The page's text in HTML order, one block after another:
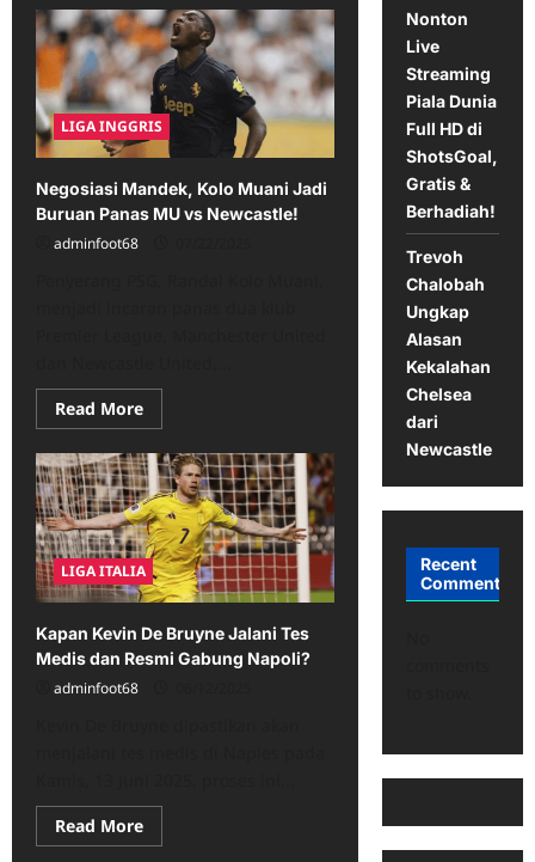
Hasil
Liga
Italia:
Napoli
&
AS
Roma
Pertahankan
Rekor
Sempurna
LIGA INGGRIS
Negosiasi Mandek, Kolo Muani Jadi
Buruan Panas MU vs Newcastle!
adminfoot68
Read MoreRead
more
Negosiasi
Mandek,
Kolo
Muani
Jadi
Buruan
Panas
MU
vs
Newcastle!
LIGA ITALIA
Kapan Kevin De Bruyne Jalani Tes
Medis dan Resmi Gabung Napoli?
adminfoot68
Read MoreRead
more
Nonton
Live
Streaming
Piala Dunia
Full HD di
ShotsGoal,
Gratis &
Berhadiah!
Trevoh
Chalobah
Ungkap
Alasan
Kekalahan
Chelsea
dari
Newcastle
Recent
Comments